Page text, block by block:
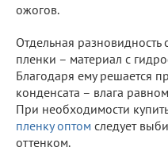
ожогов.
Отдельная разновидность
пленки – материал с
Благодаря ему решается
конденсата – влага
При необходимости
пленку оптом следует
оттенком.